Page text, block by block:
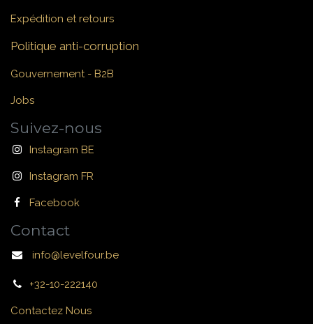
Expédition et retours
Politique anti-corruption
Gouvernement - B2B
Jobs
Suivez-nous
Instagram BE
Instagram FR
Facebook
Contact
info@levelfour.be
+32-10-222140
Contactez Nous